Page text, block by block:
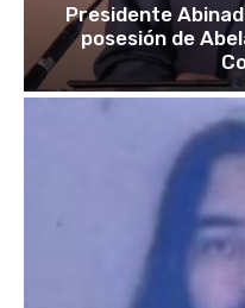
Presidente
posesión de